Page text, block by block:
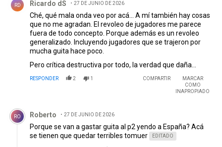
RD Ricardo dS 27 DE JUNIO DE 2026
Ché, qué mala onda veo por acá... A mí también hay cosas
que no me agradan. El revoleo de jugadores me parece
fuera de todo concepto. Porque además es un revoleo
generalizado. Incluyendo jugadores que se trajeron por
mucha guita hace poco.
Pero crítica destructiva por todo, la verdad que daña...
RESPONDER 2 1 COMPARTIR
MARCAR
COMO
INAPROPIADO
Comentario de Roberto.
RO Roberto 27 DE JUNIO DE 2026
Porque se van a gastar guita al p2 yendo a España? Acá
se tienen que quedar terribles tomuer
EDITADO